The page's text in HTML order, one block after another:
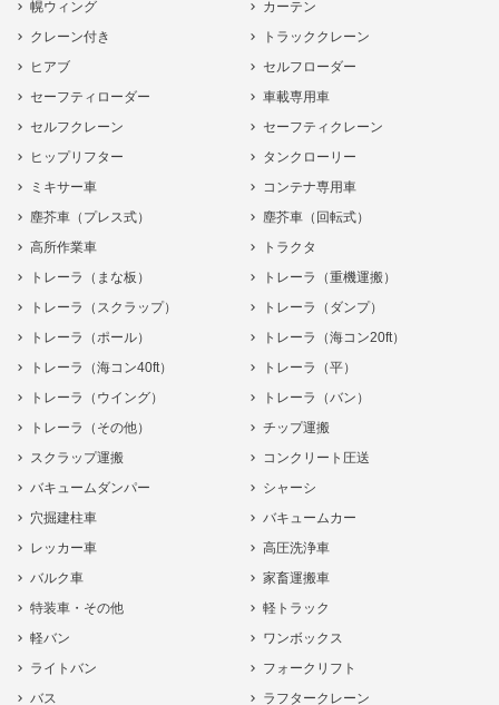
幌ウィング
カーテン
クレーン付き
トラッククレーン
ヒアブ
セルフローダー
セーフティローダー
車載専用車
セルフクレーン
セーフティクレーン
ヒップリフター
タンクローリー
ミキサー車
コンテナ専用車
塵芥車（プレス式）
塵芥車（回転式）
高所作業車
トラクタ
トレーラ（まな板）
トレーラ（重機運搬）
トレーラ（スクラップ）
トレーラ（ダンプ）
トレーラ（ポール）
トレーラ（海コン20ft）
トレーラ（海コン40ft）
トレーラ（平）
トレーラ（ウイング）
トレーラ（バン）
トレーラ（その他）
チップ運搬
スクラップ運搬
コンクリート圧送
バキュームダンパー
シャーシ
穴掘建柱車
バキュームカー
レッカー車
高圧洗浄車
バルク車
家畜運搬車
特装車・その他
軽トラック
軽バン
ワンボックス
ライトバン
フォークリフト
バス
ラフタークレーン